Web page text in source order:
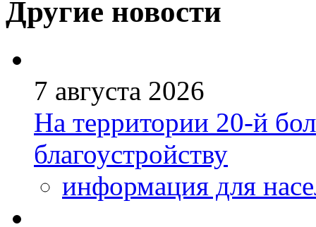
Другие новости
7 августа 2026
На территории 20-й
благоустройству
информация для